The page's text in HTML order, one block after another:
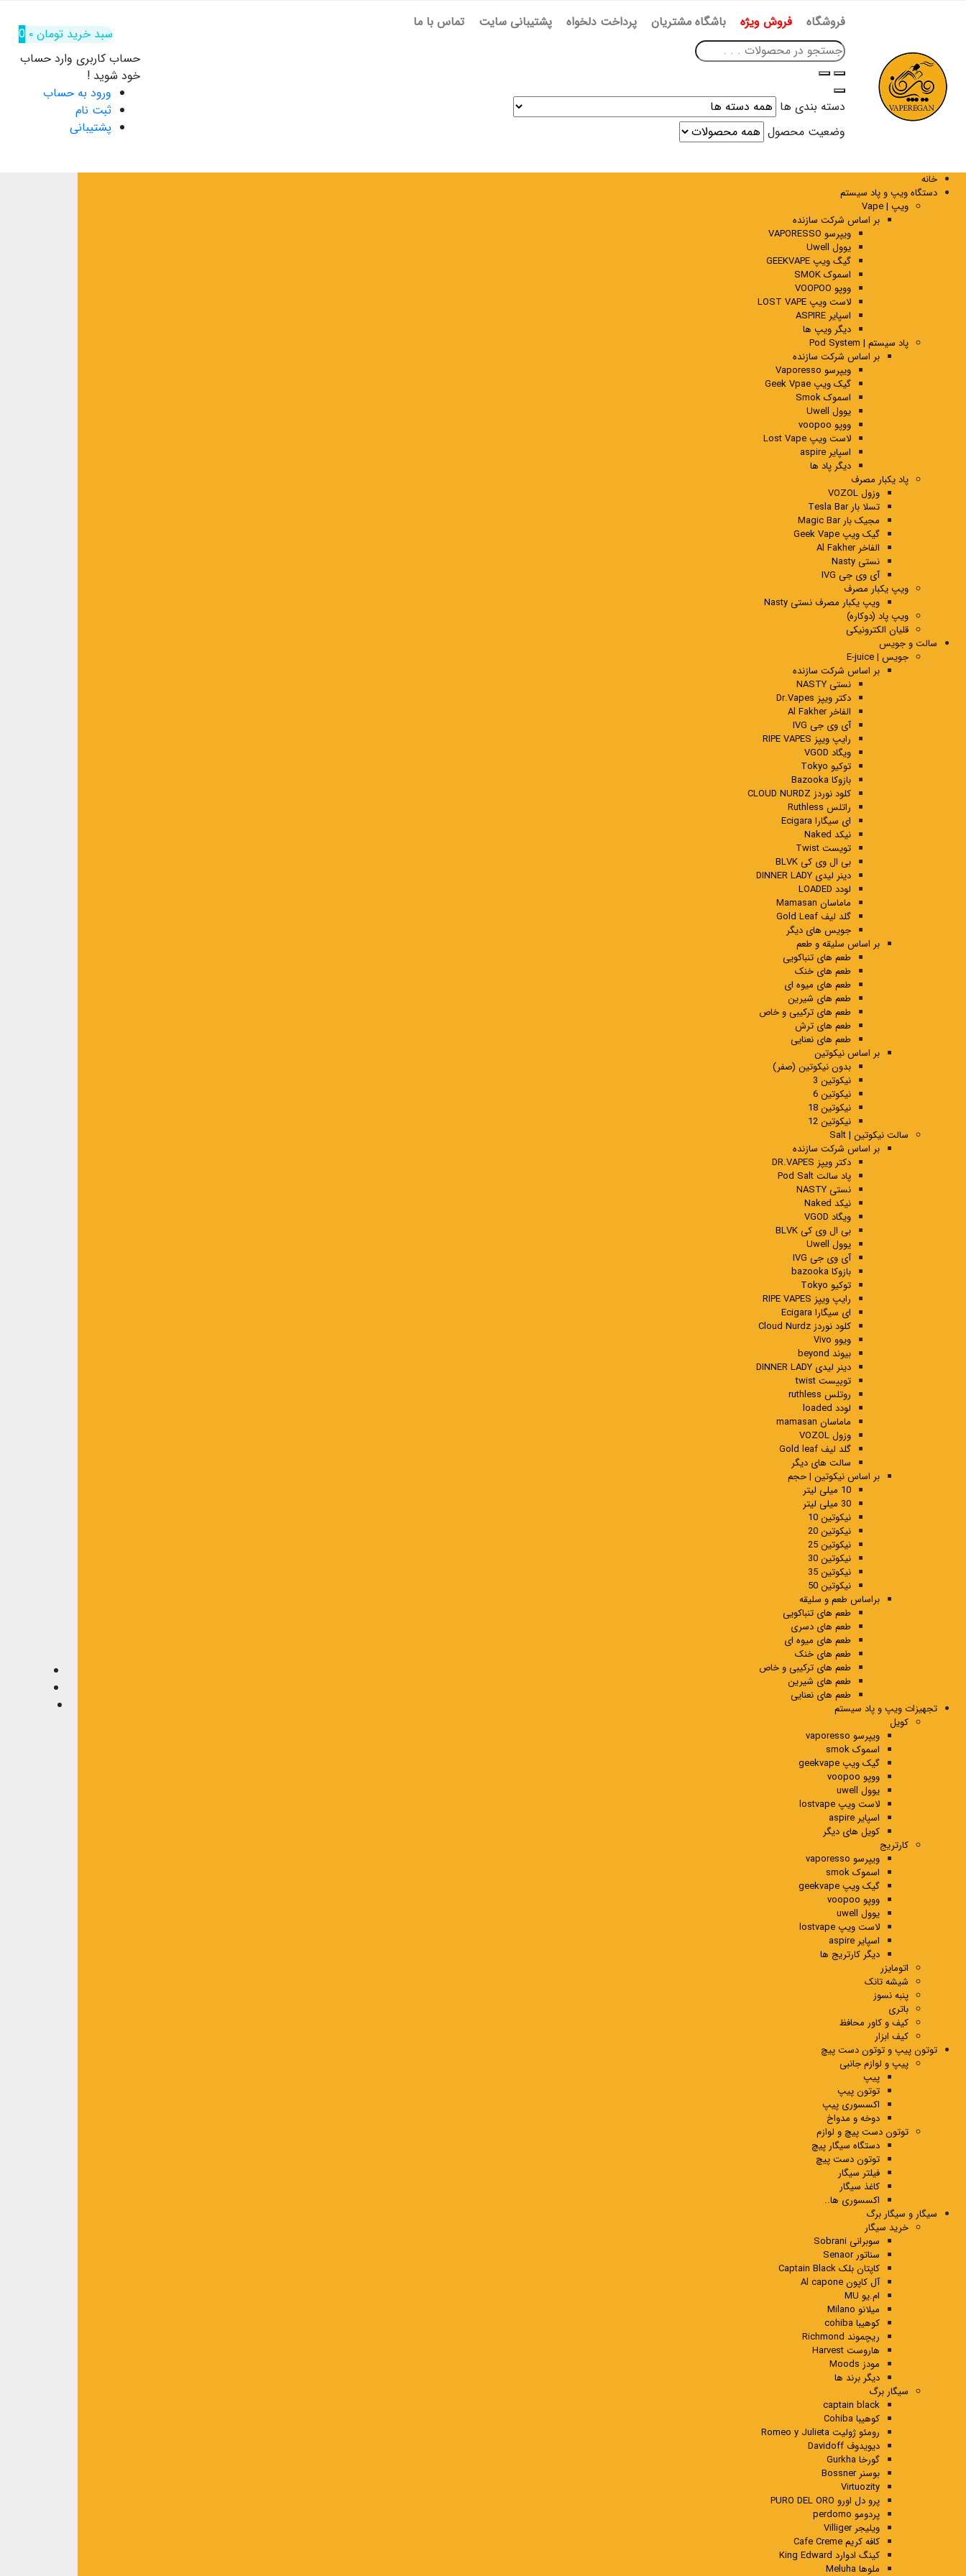
فروشگاه فروش ویژه باشگاه مشتریان پرداخت دلخواه پشتیبانی سایت تماس با ما
دسته بندی ها
وضعیت محصول
سبد خرید تومان۰
0
حساب کاربری وارد حساب
خود شوید !
ورود به حساب
ثبت نام
پشتیبانی
خانه
دستگاه ویپ و پاد سیستم
ویپ | Vape
بر اساس شرکت سازنده
ویپرسو VAPORESSO
یوول Uwell
گیگ ویپ GEEKVAPE
اسموک SMOK
ووپو VOOPOO
لاست ویپ LOST VAPE
اسپایر ASPIRE
دیگر ویپ ها
پاد سیستم | Pod System
بر اساس شرکت سازنده
ویپرسو Vaporesso
گیک ویپ Geek Vpae
اسموک Smok
یوول Uwell
ووپو voopoo
لاست ویپ Lost Vape
اسپایر aspire
دیگر پاد ها
پاد یکبار مصرف
وزول VOZOL
تسلا بار Tesla Bar
مجیک بار Magic Bar
گیک ویپ Geek Vape
الفاخر Al Fakher
نستی Nasty
آی وی جی IVG
ویپ یکبار مصرف
ویپ یکبار مصرف نستی Nasty
ویپ پاد (دوکاره)
قلیان الکترونیکی
سالت و جویس
جویس | E-juice
بر اساس شرکت سازنده
نستی NASTY
دکتر ویپز Dr.Vapes
الفاخر Al Fakher
آی وی جی IVG
رایپ ویپز RIPE VAPES
ویگاد VGOD
توکیو Tokyo
بازوکا Bazooka
کلود نوردز CLOUD NURDZ
راتلس Ruthless
ای سیگارا Ecigara
نیکد Naked
تویست Twist
بی ال وی کی BLVK
دینر لیدی DINNER LADY
لودد LOADED
ماماسان Mamasan
گلد لیف Gold Leaf
جویس های دیگر
بر اساس سلیقه و طعم
طعم های تنباکویی
طعم های خنک
طعم های میوه ای
طعم های شیرین
طعم های ترکیبی و خاص
طعم های ترش
طعم های نعنایی
بر اساس نیکوتین
بدون نیکوتین (صفر)
نیکوتین 3
نیکوتین 6
نیکوتین 18
نیکوتین 12
سالت نیکوتین | Salt
بر اساس شرکت سازنده
دکتر ویپز DR.VAPES
پاد سالت Pod Salt
نستی NASTY
نیکد Naked
ویگاد VGOD
بی ال وی کی BLVK
یوول Uwell
آی وی جی IVG
بازوکا bazooka
توکیو Tokyo
رایپ ویپز RIPE VAPES
ای سیگارا Ecigara
کلود نوردز Cloud Nurdz
ویوو Vivo
بیوند beyond
دینر لیدی DINNER LADY
توییست twist
روتلس ruthless
لودد loaded
ماماسان mamasan
وزول VOZOL
گلد لیف Gold leaf
سالت های دیگر
بر اساس نیکوتین | حجم
10 میلی لیتر
30 میلی لیتر
نیکوتین 10
نیکوتین 20
نیکوتین 25
نیکوتین 30
نیکوتین 35
نیکوتین 50
براساس طعم و سلیقه
طعم های تنباکویی
طعم های دسری
طعم های میوه ای
طعم های خنک
طعم های ترکیبی و خاص
طعم های شیرین
طعم های نعنایی
تجهیزات ویپ و پاد سیستم
کویل
ویپرسو vaporesso
اسموک smok
گیک ویپ geekvape
ووپو voopoo
یوول uwell
لاست ویپ lostvape
اسپایر aspire
کویل های دیگر
کارتریج
ویپرسو vaporesso
اسموک smok
گیک ویپ geekvape
ووپو voopoo
یوول uwell
لاست ویپ lostvape
اسپایر aspire
دیگر کارتریج ها
اتومایزر
شیشه تانک
پنبه نسوز
باتری
کیف و کاور محافظ
کیف ابزار
توتون پیپ و توتون دست پیچ
پیپ و لوازم جانبی
پیپ
توتون پیپ
اکسسوری پیپ
دوخه و مدواخ
توتون دست پیچ و لوازم
دستگاه سیگار پیچ
توتون دست پیچ
فیلتر سیگار
کاغذ سیگار
اکسسوری ها..
سیگار و سیگار برگ
خرید سیگار
سوبرانی Sobrani
سناتور Senaor
کاپتان بلک Captain Black
آل کاپون Al capone
ام.یو MU
میلانو Milano
کوهیبا cohiba
ریچموند Richmond
هاروست Harvest
مودز Moods
دیگر برند ها
سیگار برگ
captain black
کوهیبا Cohiba
رومئو ژولیت Romeo y Julieta
دیویدوف Davidoff
گورخا Gurkha
بوسنر Bossner
Virtuozity
پرو دل اورو PURO DEL ORO
پردومو perdomo
ویلیجر Villiger
کافه کریم Cafe Creme
کینگ ادوارد King Edward
ملوها Meluha